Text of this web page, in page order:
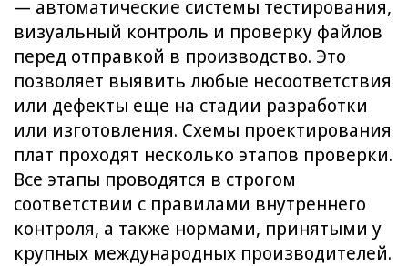
— автоматические системы тестирования,
визуальный контроль и проверку файлов
перед отправкой в производство. Это
позволяет выявить любые несоответствия
или дефекты еще на стадии разработки
или изготовления. Схемы проектирования
плат проходят несколько этапов проверки.
Все этапы проводятся в строгом
соответствии с правилами внутреннего
контроля, а также нормами, принятыми у
крупных международных производителей.